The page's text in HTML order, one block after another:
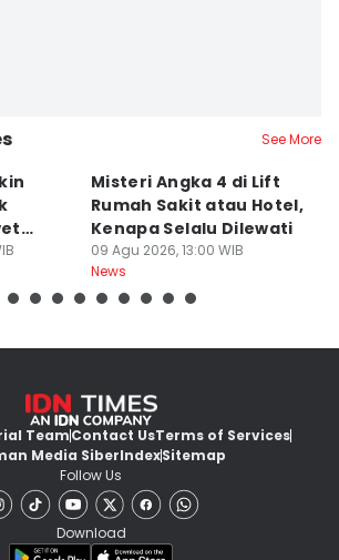
See More
Misteri Angka 4 di Lift
Rumah Sakit atau Hotel,
Kenapa Selalu Dilewati
09 Agu 2026, 13:00 WIB
News
TeamContact UsTerms of Services
Media SiberIndexSitemap
Follow Us
Download